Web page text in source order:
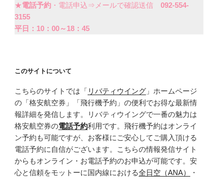
★電話予約 ・電話申込⇒メールで確認送信 092-554-
3155
平日：10：00～18：45
このサイトについて
こちらのサイトでは「 リバティウイング 」ホームページ
の「格安航空券」「飛行機予約」の便利でお得な最新情
報詳細を発信します。リバティウイングで一番の魅力は
格安航空券の電話予約利用です。飛行機予約はオンライ
ン予約も可能ですが、お客様にご安心してご購入頂ける
電話予約に自信がございます。こちらの情報発信サイト
からもオンライン・お電話予約のお申込が可能です。安
心と信頼をモットーに国内線における全日空（ANA）
・